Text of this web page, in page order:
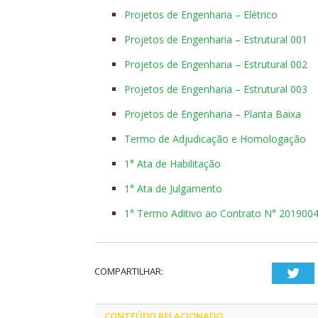
Projetos de Engenharia – Elétrico
Projetos de Engenharia – Estrutural 001
Projetos de Engenharia – Estrutural 002
Projetos de Engenharia – Estrutural 003
Projetos de Engenharia – Planta Baixa
Termo de Adjudicação e Homologação
1° Ata de Habilitação
1° Ata de Julgamento
1° Termo Aditivo ao Contrato N°
COMPARTILHAR: